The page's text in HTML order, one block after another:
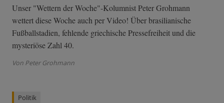
Unser "Wettern der Woche"-Kolumnist Peter Grohmann
wettert diese Woche auch per Video! Über brasilianische
Fußballstadien, fehlende griechische Pressefreiheit und die
mysteriöse Zahl 40.
Von Peter Grohmann
Politik